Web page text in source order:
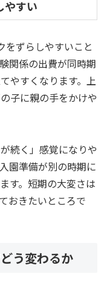
やすい
をずらしやすいこと
関係の出費が同時期
やすくなります。上
子に親の手をかけや
続く」感覚になりや
園準備が別の時期に
す。短期の大変さは
おきたいところで
う変わるか